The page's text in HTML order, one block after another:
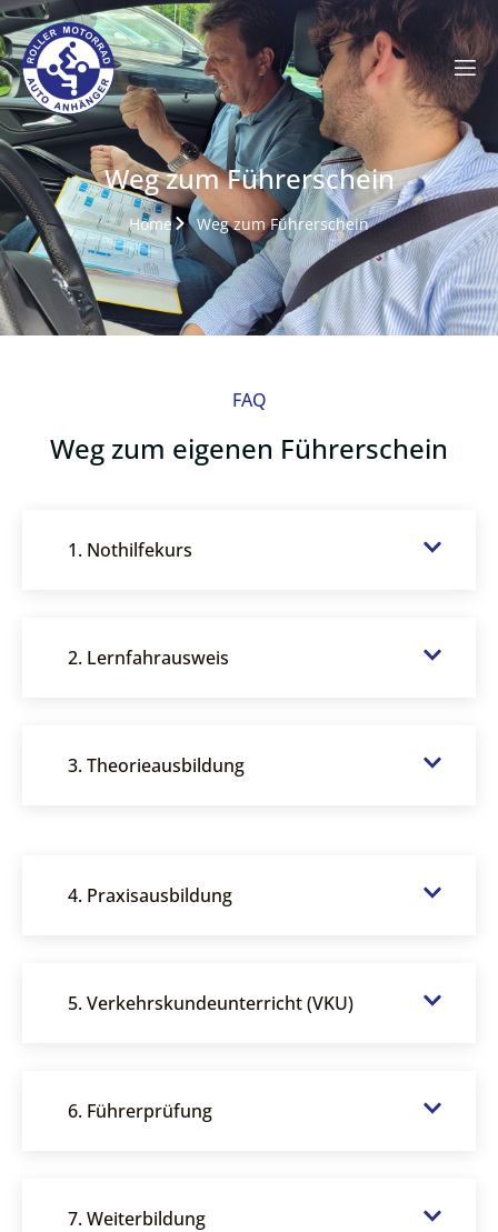
Weg zum Führerschein
Home Weg zum Führerschein
FAQ
Weg zum eigenen Führerschein
1. Nothilfekurs
2. Lernfahrausweis
3. Theorieausbildung
4. Praxisausbildung
5. Verkehrskundeunterricht (VKU)
6. Führerprüfung
7. Weiterbildung